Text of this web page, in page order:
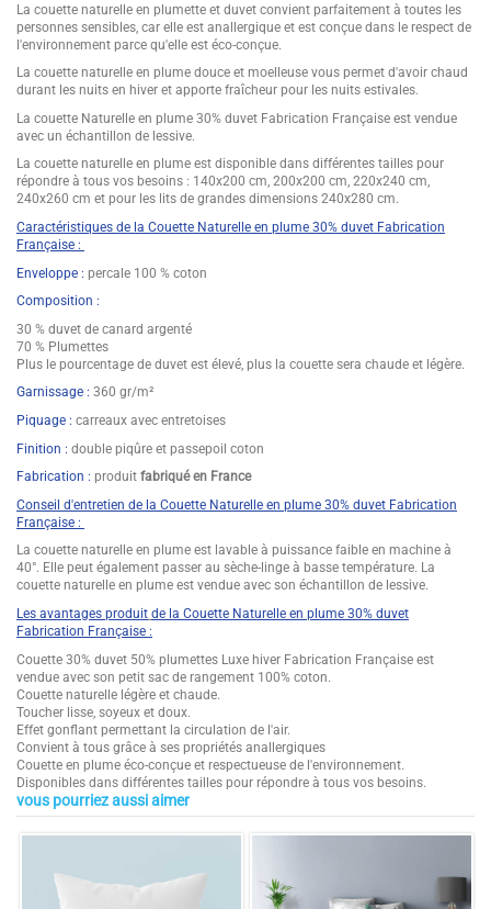
La couette naturelle en plumette et duvet convient parfaitement à toutes les
personnes sensibles, car elle est anallergique et est conçue dans le respect de
l'environnement parce qu'elle est éco-conçue.
La couette naturelle en plume douce et moelleuse vous permet d'avoir chaud
durant les nuits en hiver et apporte fraîcheur pour les nuits estivales.
La couette Naturelle en plume 30% duvet Fabrication Française est vendue
avec un échantillon de lessive.
La couette naturelle en plume est disponible dans différentes tailles pour
répondre à tous vos besoins : 140x200 cm, 200x200 cm, 220x240 cm,
240x260 cm et pour les lits de grandes dimensions 240x280 cm.
Caractéristiques de la Couette Naturelle en plume 30% duvet Fabrication
Française :
Enveloppe : percale 100 % coton
Composition :
30 % duvet de canard argenté
70 % Plumettes
Plus le pourcentage de duvet est élevé, plus la couette sera chaude et légère.
Garnissage : 360 gr/m²
Piquage : carreaux avec entretoises
Finition : double piqûre et passepoil coton
Fabrication : produit fabriqué en France
Conseil d'entretien de la Couette Naturelle en plume 30% duvet Fabrication
Française :
La couette naturelle en plume est lavable à puissance faible en machine à
40°. Elle peut également passer au sèche-linge à basse température. La
couette naturelle en plume est vendue avec son échantillon de lessive.
Les avantages produit de la Couette Naturelle en plume 30% duvet
Fabrication Française :
Couette 30% duvet 50% plumettes Luxe hiver Fabrication Française est
vendue avec son petit sac de rangement 100% coton.
Couette naturelle légère et chaude.
Toucher lisse, soyeux et doux.
Effet gonflant permettant la circulation de l'air.
Convient à tous grâce à ses propriétés anallergiques
Couette en plume éco-conçue et respectueuse de l'environnement.
Disponibles dans différentes tailles pour répondre à tous vos besoins.
Composition
Garnissage 30% duvet et 70%
HAUT DE GAMME : garnissage 30%
duvet de canard argenté français et
5/5
vous pourriez aussi aimer